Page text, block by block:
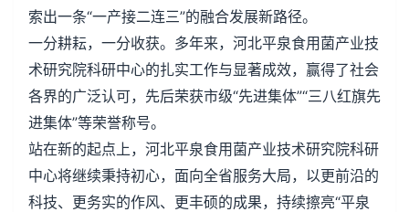
索出一条“一产接二连三”的融合发展新路径。
一分耕耘，一分收获。多年来，河北平泉食用菌产业技
术研究院科研中心的扎实工作与显著成效，赢得了社会
各界的广泛认可，先后荣获市级“先进集体”“三八红旗先
进集体”等荣誉称号。
站在新的起点上，河北平泉食用菌产业技术研究院科研
中心将继续秉持初心，面向全省服务大局，以更前沿的
科技、更务实的作风、更丰硕的成果，持续擦亮“平泉